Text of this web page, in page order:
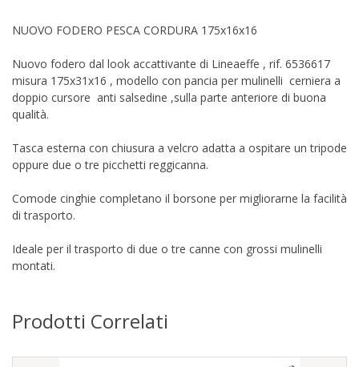
NUOVO FODERO PESCA CORDURA 175x16x16
Nuovo fodero dal look accattivante di Lineaeffe , rif. 6536617
misura 175x31x16 , modello con pancia per mulinelli cerniera a
doppio cursore anti salsedine ,sulla parte anteriore di buona
qualità.
Tasca esterna con chiusura a velcro adatta a ospitare un tripode
oppure due o tre picchetti reggicanna.
Comode cinghie completano il borsone per migliorarne la facilità
di trasporto.
Ideale per il trasporto di due o tre canne con grossi mulinelli
montati.
Prodotti Correlati